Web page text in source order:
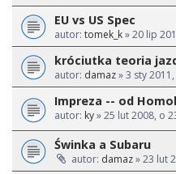
EU vs US Spec
autor: tomek_k» 20 lip
króciutka teoria
autor: damaz» 3 sty
Impreza -- od
autor: ky» 25 lut 2008, o
Świnka a Subaru
autor: damaz» 23 lut